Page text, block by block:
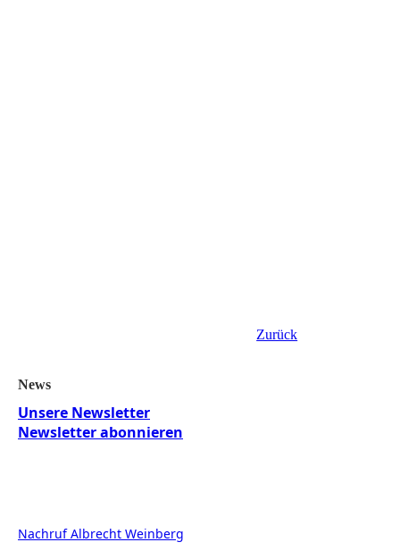
Zurück
News
Unsere Newsletter
Newsletter abonnieren
Nachruf Albrecht Weinberg